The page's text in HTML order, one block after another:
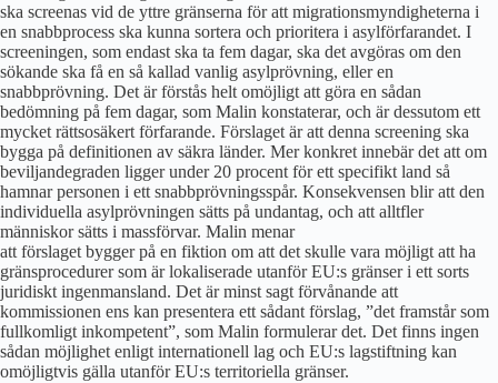
ska screenas vid de yttre gränserna för att migrationsmyndigheterna i
en snabbprocess ska kunna sortera och prioritera i asylförfarandet. I
screeningen, som endast ska ta fem dagar, ska det avgöras om den
sökande ska få en så kallad vanlig asylprövning, eller en
snabbprövning. Det är förstås helt omöjligt att göra en sådan
bedömning på fem dagar, som Malin konstaterar, och är dessutom ett
mycket rättsosäkert förfarande. Förslaget är att denna screening ska
bygga på definitionen av säkra länder. Mer konkret innebär det att om
beviljandegraden ligger under 20 procent för ett specifikt land så
hamnar personen i ett snabbprövningsspår. Konsekvensen blir att den
individuella asylprövningen sätts på undantag, och att alltfler
människor sätts i massförvar. Malin menar
att förslaget bygger på en fiktion om att det skulle vara möjligt att ha
gränsprocedurer som är lokaliserade utanför EU:s gränser i ett sorts
juridiskt ingenmansland. Det är minst sagt förvånande att
kommissionen ens kan presentera ett sådant förslag, ”det framstår som
fullkomligt inkompetent”, som Malin formulerar det. Det finns ingen
sådan möjlighet enligt internationell lag och EU:s lagstiftning kan
omöjligtvis gälla utanför EU:s territoriella gränser.